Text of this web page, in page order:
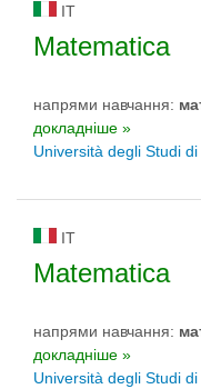
IT
Matematica
напрями навчання:
докладніше »
Università degli Studi di
IT
Matematica
напрями навчання:
докладніше »
Università degli Studi